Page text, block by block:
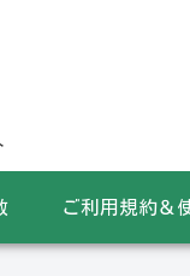
ご利用規約＆